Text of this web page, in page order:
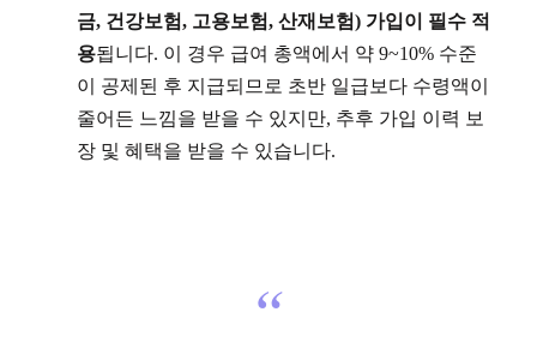
금, 건강보험, 고용보험, 산재보험) 가입이 필수 적
용됩니다. 이 경우 급여 총액에서 약 9~10% 수준
이 공제된 후 지급되므로 초반 일급보다 수령액이
줄어든 느낌을 받을 수 있지만, 추후 가입 이력 보
장 및 혜택을 받을 수 있습니다.